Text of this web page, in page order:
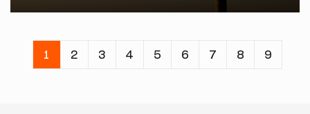
Page
1 Page
2 Page
3 Page
4 Page
5 Page
6 Page
7 Page
8 Page
9